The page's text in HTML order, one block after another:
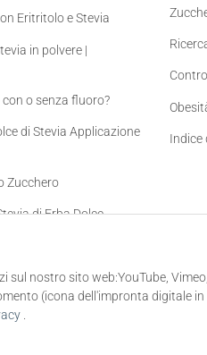
nostro sito web:YouTube,
(icona dell'impronta digitale
.
Eritritolo e Stevia
in polvere |
o senza fluoro?
di Stevia Applicazione
Zucchero
di Erba Dolce -
Indice